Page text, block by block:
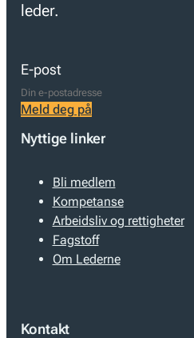
leder.
E-post
Meld deg på
Nyttige linker
Bli medlem
Kompetanse
Arbeidsliv og rettigheter
Fagstoff
Om Lederne
Kontakt